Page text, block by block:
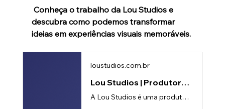
descubra como podemos transformar
ideias em experiências visuais memoráveis.
loustudios.com.br
Lou Studios | Produtora de vídeos
A Lou Studios é uma produtora de vídeos, especializada em motion design, animação 2D e 3D. Temos o vídeo certo para suas redes sociais!